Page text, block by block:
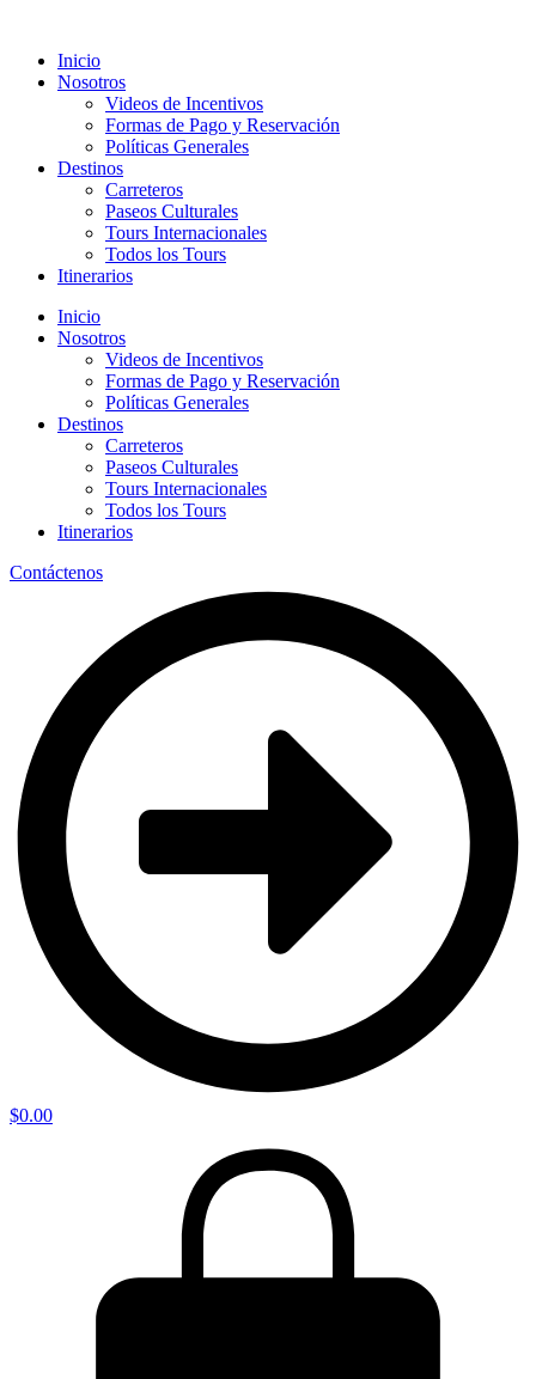
contenido
Inicio
Nosotros
Videos de Incentivos
Formas de Pago y Reservación
Políticas Generales
Destinos
Carreteros
Paseos Culturales
Tours Internacionales
Todos los Tours
Itinerarios
Inicio
Nosotros
Videos de Incentivos
Formas de Pago y Reservación
Políticas Generales
Destinos
Carreteros
Paseos Culturales
Tours Internacionales
Todos los Tours
Itinerarios
Contáctenos
$0.00